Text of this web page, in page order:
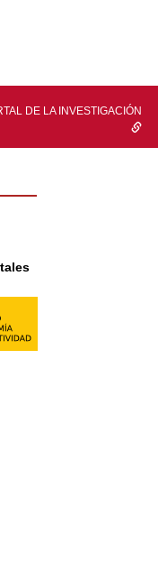
DE LA INVESTIGACIÓN